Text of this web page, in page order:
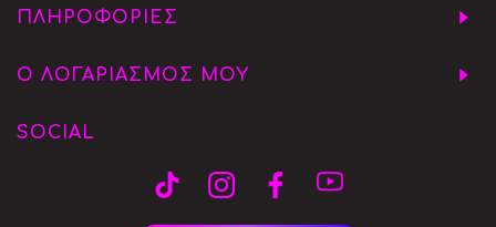
ΠΛΗΡΟΦΟΡΙΕΣ
Ο ΛΟΓΑΡΙΑΣΜΟΣ ΜΟΥ
SOCIAL